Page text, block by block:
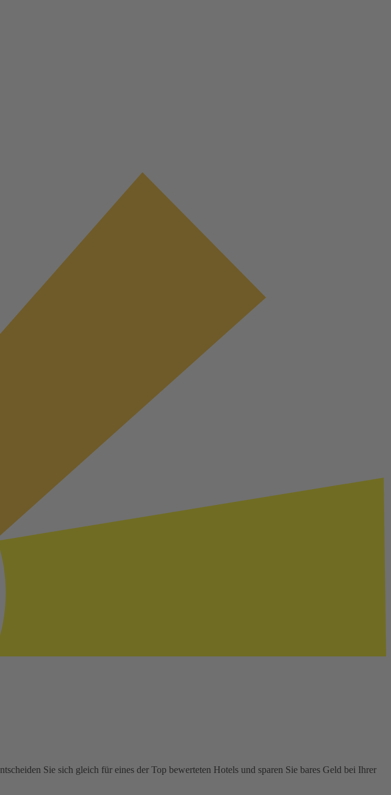
Sie sich gleich für eines der Top bewerteten Hotels und sparen Sie bares Geld bei Ihrer